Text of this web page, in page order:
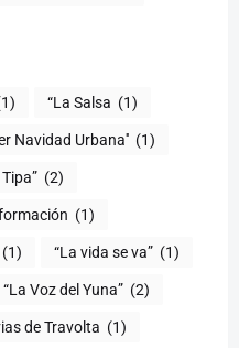
“La Salsa (1)
Navidad Urbana'' (1)
(2)
(1)
(1) “La vida se va” (1)
“La Voz del Yuna” (2)
de Travolta (1)